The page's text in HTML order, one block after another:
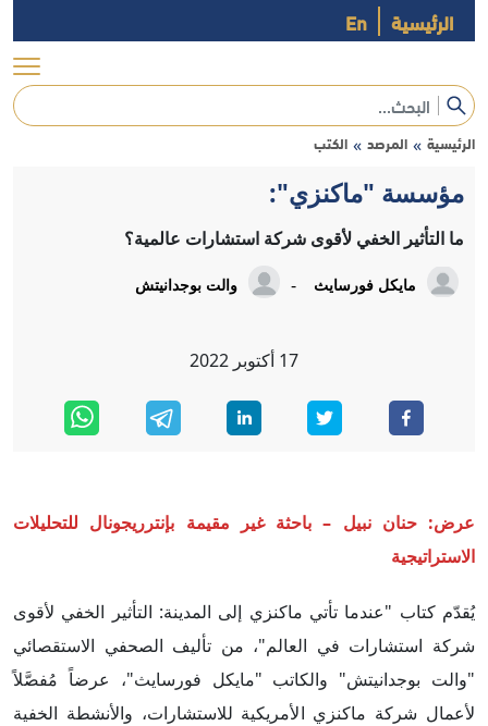
الرئيسية En
الرئيسية » المرصد » الكتب
مؤسسة "ماكنزي":
ما التأثير الخفي لأقوى شركة استشارات عالمية؟
مايكل فورسايث - والت بوجدانيتش
17 أكتوبر 2022
عرض: حنان نبيل – باحثة غير مقيمة بإنترريجونال للتحليلات
الاستراتيجية
يُقدّم كتاب "عندما تأتي ماكنزي إلى المدينة: التأثير الخفي لأقوى
شركة استشارات في العالم"، من تأليف الصحفي الاستقصائي
"والت بوجدانيتش" والكاتب "مايكل فورسايث"، عرضاً مُفصَّلاً
لأعمال شركة ماكنزي الأمريكية للاستشارات، والأنشطة الخفية